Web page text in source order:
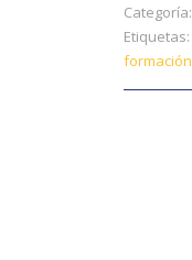
Categoría:
Etiquetas:
formación